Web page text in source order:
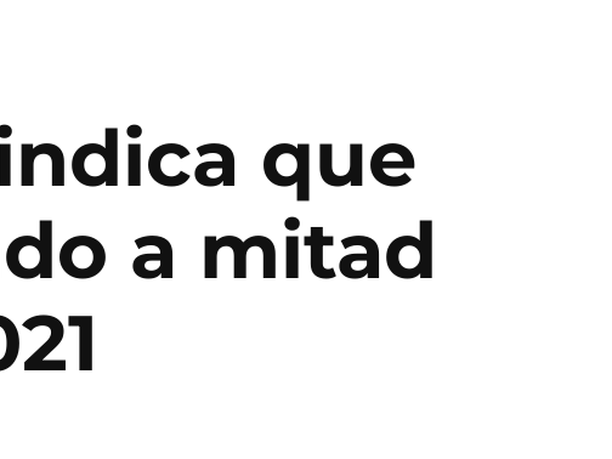
que
a mitad